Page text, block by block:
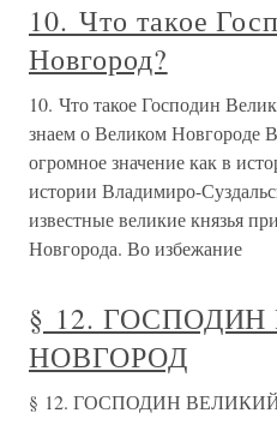
10. Что такое
Новгород?
10. Что такое Господин
знаем о Великом Новгороде
огромное значение как в
истории Владимиро-
известные великие князья
Новгорода. Во избежание
§ 12.
НОВГОРОД
§ 12. ГОСПОДИН